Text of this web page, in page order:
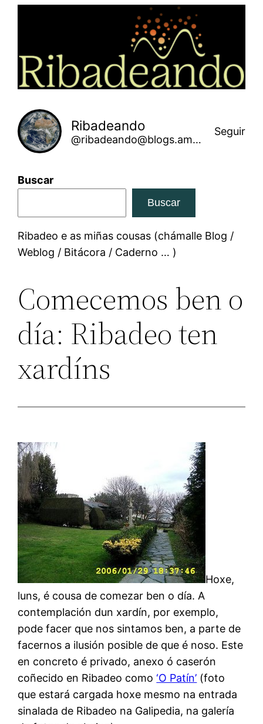
Ribadeando
@ribadeando@blogs.amarinha.gal
Seguir
Buscar
Buscar
Ribadeo e as miñas cousas (chámalle Blog /
Weblog / Bitácora / Caderno … )
Comecemos ben o
día: Ribadeo ten
xardíns
Hoxe,
luns, é cousa de comezar ben o día. A
contemplación dun xardín, por exemplo,
pode facer que nos sintamos ben, a parte de
facernos a ilusión posible de que é noso. Este
en concreto é privado, anexo ó caserón
coñecido en Ribadeo como‘O Patín’ (foto
que estará cargada hoxe mesmo na entrada
sinalada de Ribadeo na Galipedia, na galería